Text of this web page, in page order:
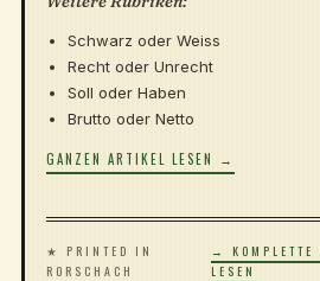
Schwarz oder Weiss
Recht oder Unrecht
Soll oder Haben
Brutto oder Netto
GANZEN ARTIKEL LESEN →
★ PRINTED IN
RORSCHACH
→ KOMPLETTE
LESEN